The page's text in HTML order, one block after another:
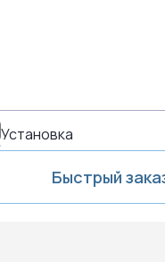
Установка
Быстрый